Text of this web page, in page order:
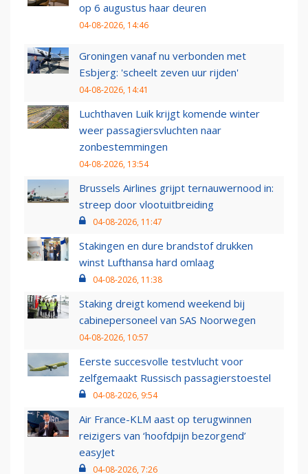
op 6 augustus haar deuren
04-08-2026, 14:46
Groningen vanaf nu verbonden met
Esbjerg: 'scheelt zeven uur rijden'
04-08-2026, 14:41
Luchthaven Luik krijgt komende winter
weer passagiersvluchten naar
zonbestemmingen
04-08-2026, 13:54
Brussels Airlines grijpt ternauwernood in:
streep door vlootuitbreiding
04-08-2026, 11:47
Stakingen en dure brandstof drukken
winst Lufthansa hard omlaag
04-08-2026, 11:38
Staking dreigt komend weekend bij
cabinepersoneel van SAS Noorwegen
04-08-2026, 10:57
Eerste succesvolle testvlucht voor
zelfgemaakt Russisch passagierstoestel
04-08-2026, 9:54
Air France-KLM aast op terugwinnen
reizigers van ‘hoofdpijn bezorgend’
easyJet
04-08-2026, 7:26